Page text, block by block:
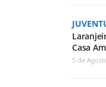
Casa
5 de